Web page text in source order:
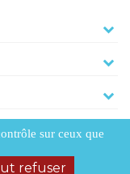
sur ceux que
refuser